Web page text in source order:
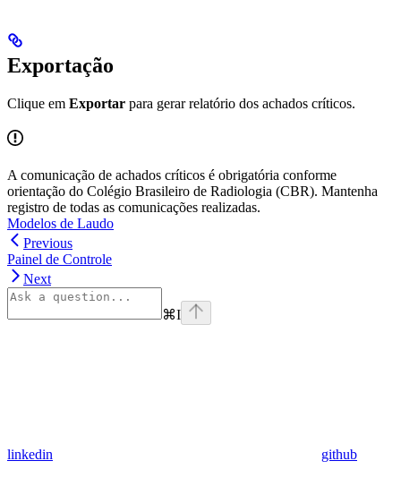
Exportação
Clique em Exportar para gerar relatório dos achados críticos.
A comunicação de achados críticos é obrigatória conforme
orientação do Colégio Brasileiro de Radiologia (CBR). Mantenha
registro de todas as comunicações realizadas.
Modelos de Laudo
Previous
Painel de Controle
Next
⌘I
linkedin github